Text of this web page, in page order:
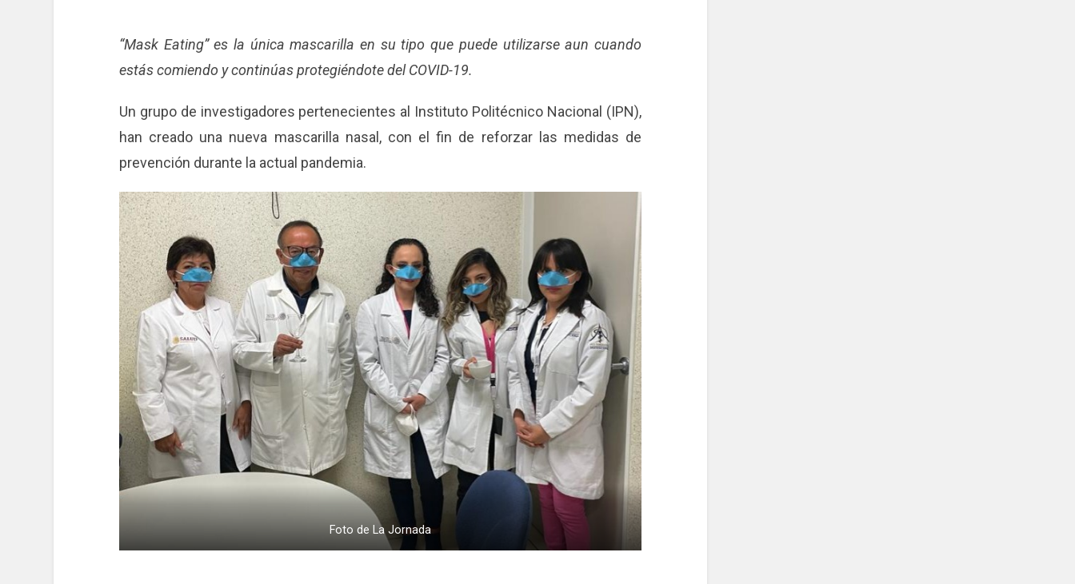
“Mask Eating” es la única mascarilla en su tipo que puede utilizarse aun cuando
estás comiendo y continúas protegiéndote del COVID-19.
Un grupo de investigadores pertenecientes al Instituto Politécnico Nacional (IPN),
han creado una nueva mascarilla nasal, con el fin de reforzar las medidas de
prevención durante la actual pandemia.
Foto de La Jornada